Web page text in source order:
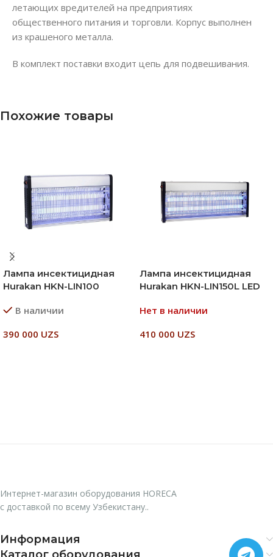
летающих вредителей на предприятиях
общественного питания и торговли. Корпус выполнен
из крашеного металла.
В комплект поставки входит цепь для подвешивания.
Похожие товары
Лампа инсектицидная
Hurakan HKN-LIN100
В наличии
390 000 UZS
Лампа инсектицидная
Hurakan HKN-LIN150L LED
Нет в наличии
410 000 UZS
Интернет-магазин оборудования HORECA
с доставкой по всему Узбекистану..
Информация